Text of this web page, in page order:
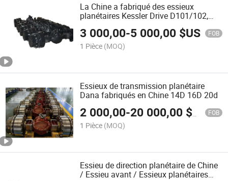
La Chine a fabriqué des essieux
planétaires Kessler Drive D101/102,
3 000,00-5 000,00 $US FOB
1 Pièce (MOQ)
Essieux de transmission planétaire
Dana fabriqués en Chine 14D 16D 20d
2 000,00-20 000,00 $US FOB
1 Pièce (MOQ)
Essieu de direction planétaire de Chine
/ Essieu avant / Essieux planétaires